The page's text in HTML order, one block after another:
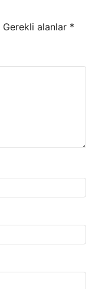
Gerekli alanlar *